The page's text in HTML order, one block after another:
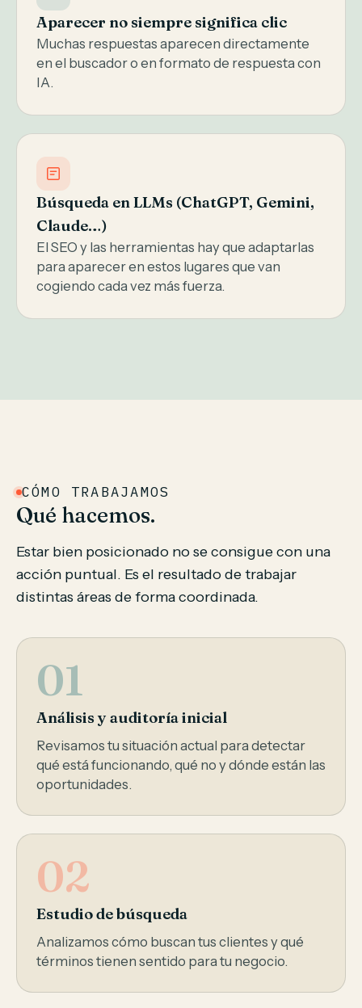
Aparecer no siempre significa clic
Muchas respuestas aparecen directamente
en el buscador o en formato de respuesta con
IA.
Búsqueda en LLMs (ChatGPT, Gemini,
Claude…)
El SEO y las herramientas hay que adaptarlas
para aparecer en estos lugares que van
cogiendo cada vez más fuerza.
CÓMO TRABAJAMOS
Qué hacemos.
Estar bien posicionado no se consigue con una
acción puntual. Es el resultado de trabajar
distintas áreas de forma coordinada.
01
Análisis y auditoría inicial
Revisamos tu situación actual para detectar
qué está funcionando, qué no y dónde están las
oportunidades.
02
Estudio de búsqueda
Analizamos cómo buscan tus clientes y qué
términos tienen sentido para tu negocio.